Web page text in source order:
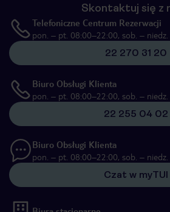
Skontaktuj się z
Telefoniczne Centrum Rezerwacji
pon. – pt. 08:00–22:00, sob. –
22 270 31 20
Biuro Obsługi Klienta
pon. – pt. 08:00–22:00, sob. –
22 255 04 02
Biuro Obsługi Klienta
pon. – pt. 08:00–22:00, sob. –
Czat w myTUI